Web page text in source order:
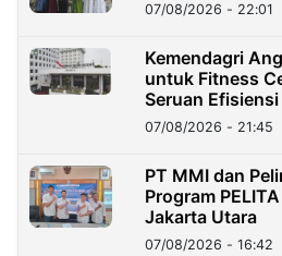
07/08/2026 - 22:01
Kemendagri
untuk Fitness
Seruan Efisiensi
07/08/2026 - 21:45
PT MMI dan
Program
Jakarta Utara
07/08/2026 - 16:42